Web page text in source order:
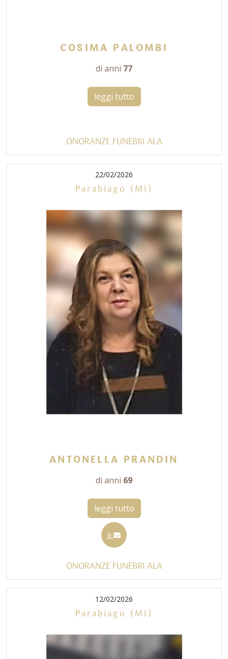
COSIMA PALOMBI
di anni 77
leggi tutto
ONORANZE FUNEBRI ALA
22/02/2026
Parabiago (MI)
ANTONELLA PRANDIN
di anni 69
leggi tutto
6
ONORANZE FUNEBRI ALA
12/02/2026
Parabiago (MI)